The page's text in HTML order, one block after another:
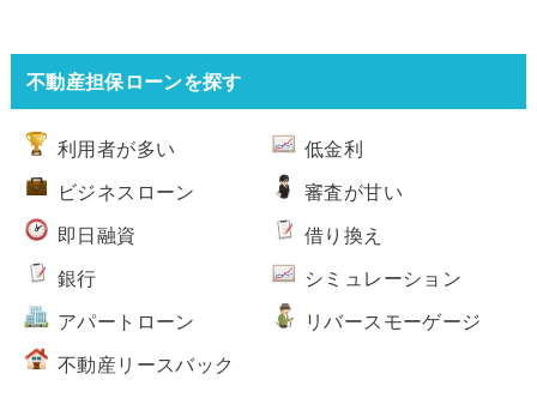
不動産担保ローンを探す
利用者が多い 低金利
ビジネスローン 審査が甘い
即日融資 借り換え
銀行 シミュレーション
アパートローン リバースモーゲージ
不動産リースバック